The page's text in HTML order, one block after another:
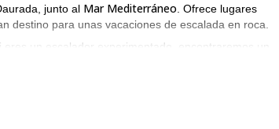
junto al Mar Mediterráneo . Ofrece lugares
destino para unas vacaciones de escalada en roca.
un escalador experimentado, encontraremos un
de